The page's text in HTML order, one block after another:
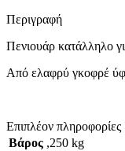
Περιγραφή
Πενιουάρ κατάλληλο
Από ελαφρύ γκοφρέ
Επιπλέον πληροφορίες
Βάρος ,250 kg